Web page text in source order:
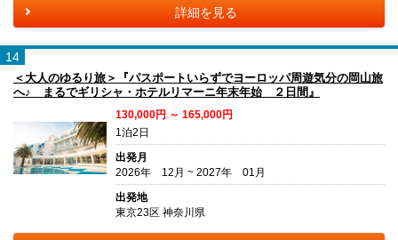
詳細を見る
14
＜大人のゆるり旅＞『パスポートいらずでヨーロッパ周遊気分の岡山旅
へ♪ まるでギリシャ・ホテルリマーニ年末年始 ２日間』
130,000円 ～ 165,000円
1泊2日
出発月
2026年 12月 ~ 2027年 01月
出発地
東京23区 神奈川県